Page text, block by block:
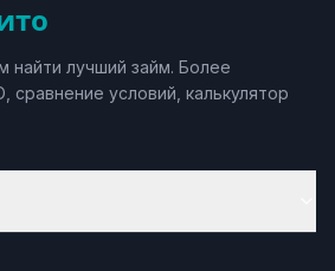
найти лучший займ. Более
условий, калькулятор